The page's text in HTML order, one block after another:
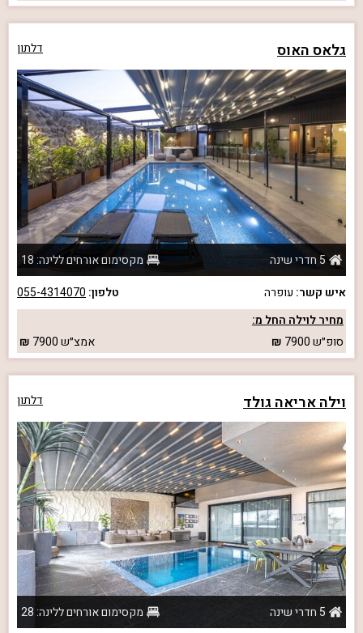
גלאס האוס דלתון
5 חדרי שינה
מקסימום אורחים ללינה: 18
איש קשר: עופרה טלפון: 055-4314070
מחיר לוילה החל מ:
סופ״ש7900 אמצ״ש7900
וילה אריאה גולד דלתון
5 חדרי שינה
מקסימום אורחים ללינה: 28